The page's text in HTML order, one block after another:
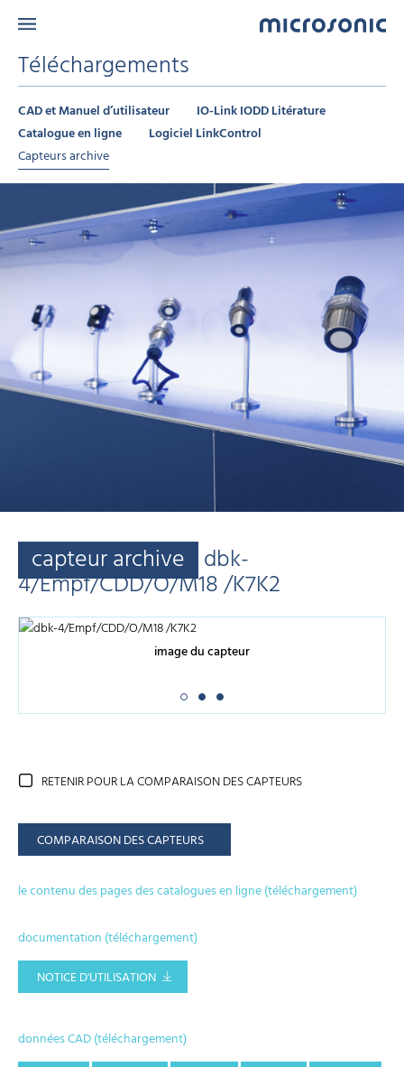
Téléchargements
CAD et Manuel d’utilisateur
IO-Link IODD Litérature
Catalogue en ligne
Logiciel LinkControl
Capteurs archive
capteur archive dbk-
4/Empf/CDD/O/M18 /K7K2
image du capteur
RETENIR POUR LA COMPARAISON DES CAPTEURS
COMPARAISON DES CAPTEURS
le contenu des pages des catalogues en ligne (téléchargement)
documentation (téléchargement)
NOTICE D'UTILISATION
données CAD (téléchargement)